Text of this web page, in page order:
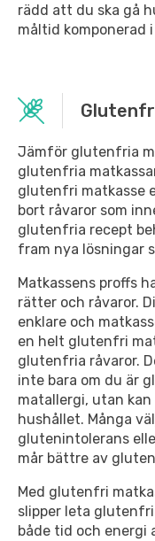
rädd att du ska gå
måltid komponerad
Jämför glutenfria
glutenfria
glutenfri matkasse
bort råvaror som
glutenfria recept
fram nya lösningar
Matkassens proffs
rätter och råvaror.
enklare och
en helt glutenfri
glutenfria råvaror.
inte bara om du är
matallergi, utan
hushållet. Många
glutenintolerans
mår bättre av
Med glutenfri
slipper leta
både tid och energi